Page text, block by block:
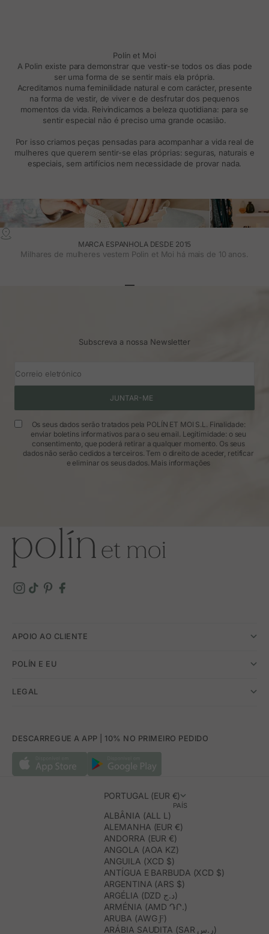
Polín et Moi
A Polin existe para demonstrar que vestir-se todos os dias pode
ser uma forma de se sentir mais ela própria.
Acreditamos numa feminilidade natural e com carácter, presente
na forma de vestir, de viver e de desfrutar dos pequenos
momentos da vida. Reivindicamos a beleza quotidiana: para se
sentir especial não é preciso uma grande ocasião.
Por isso criamos peças pensadas para acompanhar a vida real de
mulheres que querem sentir-se elas próprias: seguras, naturais e
especiais, sem artifícios nem necessidade de provar nada.
MARCA ESPANHOLA DESDE 2015
Milhares de mulheres vestem Polin et Moi há mais de 10 anos.
Subscreva a nossa Newsletter
Correio eletrónico
JUNTAR-ME
Os seus dados serão tratados pela POLÍN ET MOI S.L. Finalidade:
enviar boletins informativos para o seu email. Legitimidade: o seu
consentimento, que poderá retirar a qualquer momento. Os seus
dados não serão cedidos a terceiros. Tem o direito de aceder, retificar
e eliminar os seus dados. Mais informações
APOIO AO CLIENTE
POLÍN E EU
LEGAL
DESCARREGUE A APP | 10% NO PRIMEIRO PEDIDO
PORTUGAL (EUR €)
PAÍS
ALBÂNIA (ALL L)
ALEMANHA (EUR €)
ANDORRA (EUR €)
ANGOLA (AOA KZ)
ANGUILA (XCD $)
ANTÍGUA E BARBUDA (XCD $)
ARGENTINA (ARS $)
ARGÉLIA (DZD د.ج)
ARMÉNIA (AMD ԴՐ.)
ARUBA (AWG Ƒ)
ARÁBIA SAUDITA (SAR ر.س)